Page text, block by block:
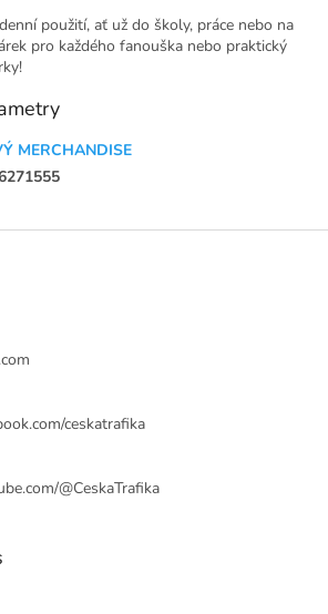
použití, ať už do školy, práce nebo na
pro každého fanouška nebo praktický
MERCHANDISE
ceskatrafika
@CeskaTrafika